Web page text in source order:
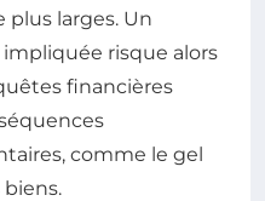
plus larges. Un
risque alors
financières
comme le gel
biens.